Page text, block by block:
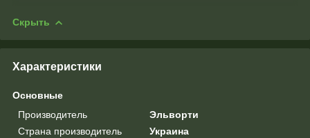
Скрыть
Характеристики
Основные
Производитель
Эльворти
Страна производитель
Украина